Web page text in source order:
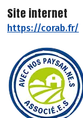
Site internet
https://corab.fr/